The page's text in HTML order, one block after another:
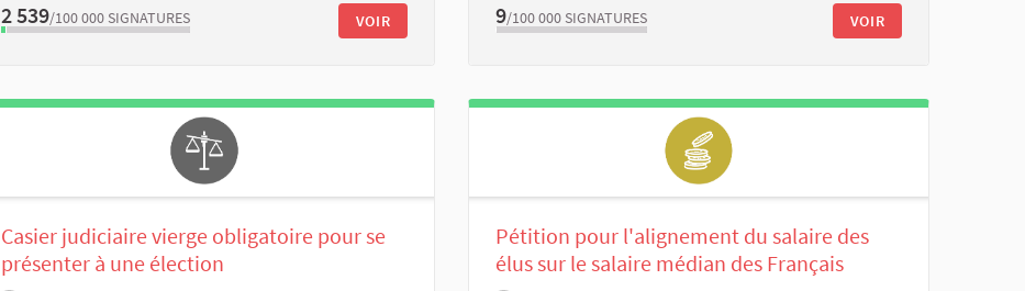
2 539/100 000 SIGNATURES VOIR 9/100 000 SIGNATURES VOIR
Casier judiciaire vierge obligatoire pour se
présenter à une élection
Pétition pour l'alignement du salaire des
élus sur le salaire médian des Français